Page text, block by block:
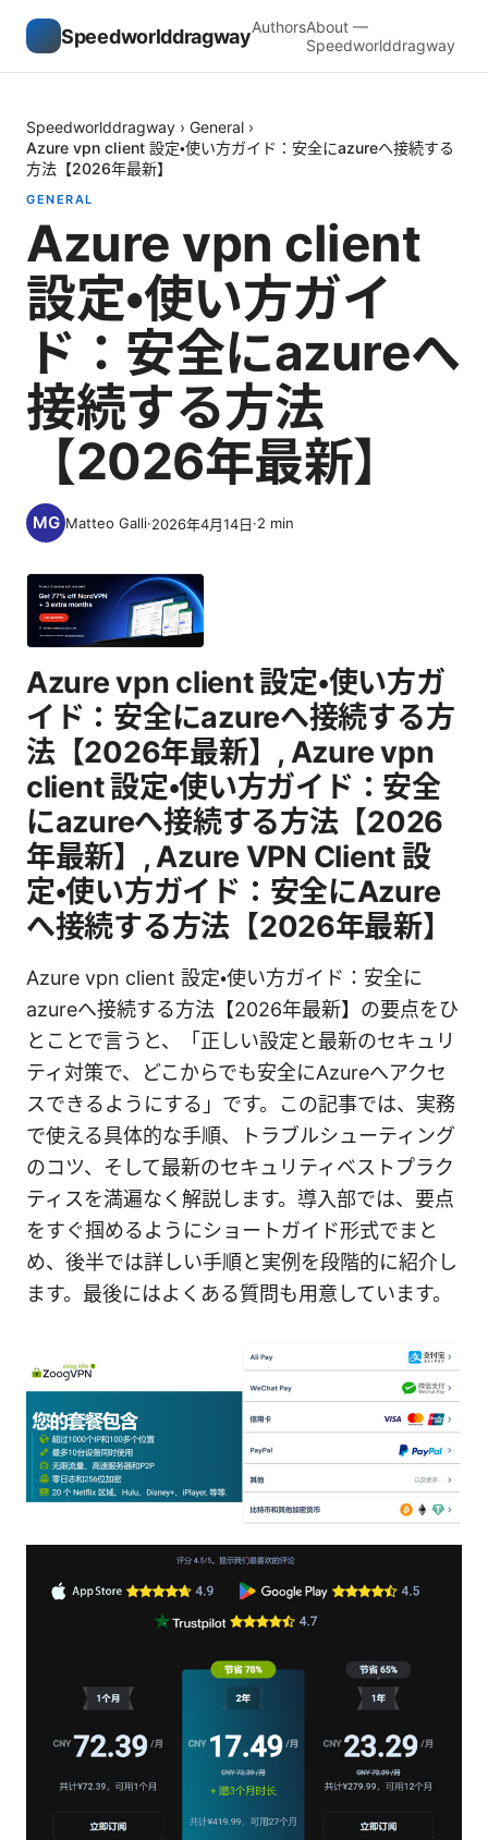
SpeedworlddragwayAuthorsAbout —
Speedworlddragway
Speedworlddragway › General ›
Azure vpn client 設定・使い方ガイド：安全にazureへ接続する
方法【2026年最新】
GENERAL
Azure vpn client
設定・使い方ガイ
ド：安全にazureへ
接続する方法
【2026年最新】
Matteo Galli·2026年4月14日·2 min
Azure vpn client 設定・使い方ガ
イド：安全にazureへ接続する方
法【2026年最新】, Azure vpn
client 設定・使い方ガイド：安全
にazureへ接続する方法【2026
年最新】, Azure VPN Client 設
定・使い方ガイド：安全にAzure
へ接続する方法【2026年最新】
Azure vpn client 設定・使い方ガイド：安全に
azureへ接続する方法【2026年最新】の要点をひ
とことで言うと、「正しい設定と最新のセキュリ
ティ対策で、どこからでも安全にAzureへアクセ
スできるようにする」です。この記事では、実務
で使える具体的な手順、トラブルシューティング
のコツ、そして最新のセキュリティベストプラク
ティスを満遍なく解説します。導入部では、要点
をすぐ掴めるようにショートガイド形式でまと
め、後半では詳しい手順と実例を段階的に紹介し
ます。最後にはよくある質問も用意しています。